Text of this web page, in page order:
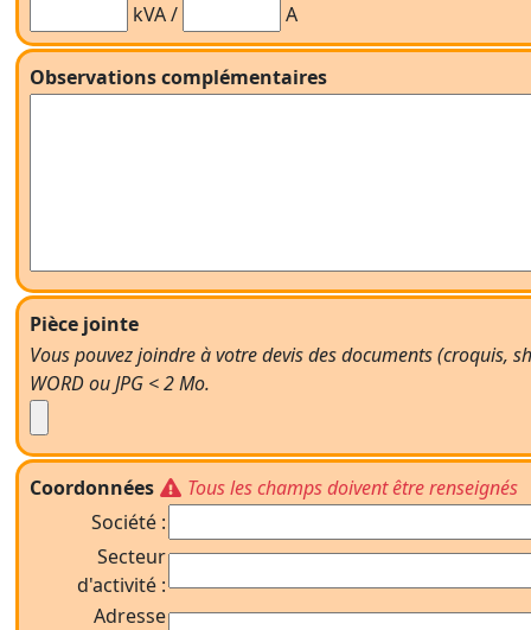
kVA /
A
Observations complémentaires
Pièce jointe
Vous pouvez joindre à votre devis des documents (croquis,
WORD ou JPG < 2 Mo.
Coordonnées
Tous les champs doivent être renseignés
Société :
Secteur
d'activité :
Adresse